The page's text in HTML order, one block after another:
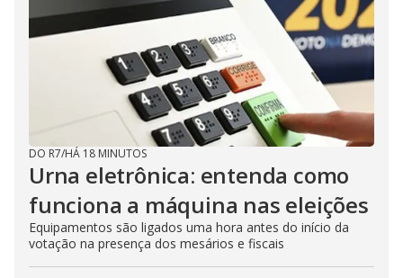
DO R7/HÁ 18 MINUTOS
Urna eletrônica: entenda como
funciona a máquina nas eleições
Equipamentos são ligados uma hora antes do início da
votação na presença dos mesários e fiscais